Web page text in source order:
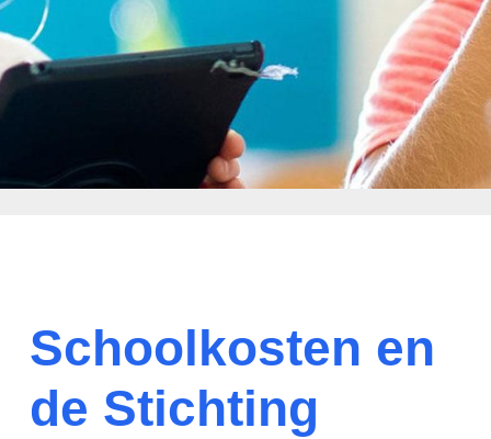
Schoolkosten en
de Stichting